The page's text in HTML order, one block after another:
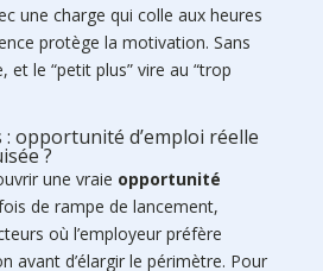
une charge qui colle aux heures
protège la motivation. Sans
et le “petit plus” vire au “trop
opportunité d’emploi réelle
?
une vraie opportunité
de rampe de lancement,
où l’employeur préfère
avant d’élargir le périmètre. Pour